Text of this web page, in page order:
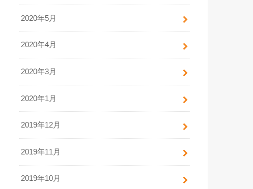
2020年5月
2020年4月
2020年3月
2020年1月
2019年12月
2019年11月
2019年10月